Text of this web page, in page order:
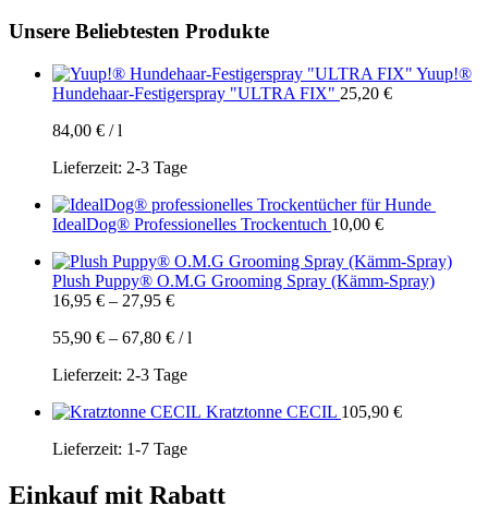
Unsere Beliebtesten Produkte
Yuup!®
Hundehaar-Festigerspray "ULTRA FIX" 25,20 €
84,00 € /l
Lieferzeit: 2-3 Tage
IdealDog® Professionelles Trockentuch 10,00 €
Plush Puppy® O.M.G Grooming Spray (Kämm-Spray)
16,95 € – 27,95 €
55,90 € – 67,80 € /l
Lieferzeit: 2-3 Tage
Kratztonne CECIL 105,90 €
Lieferzeit: 1-7 Tage
Einkauf mit Rabatt